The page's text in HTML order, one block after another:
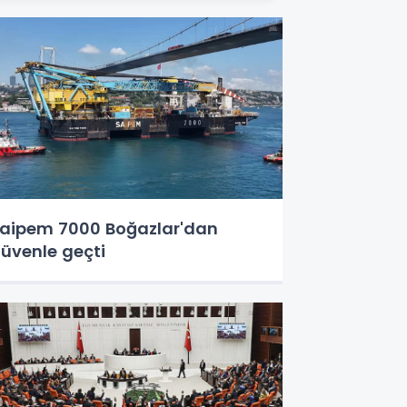
7000 Boğazlar'dan
geçti